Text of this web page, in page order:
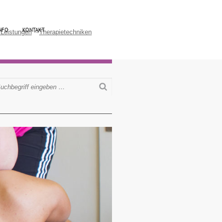
KONTAKTTherapietechniken
Suchen